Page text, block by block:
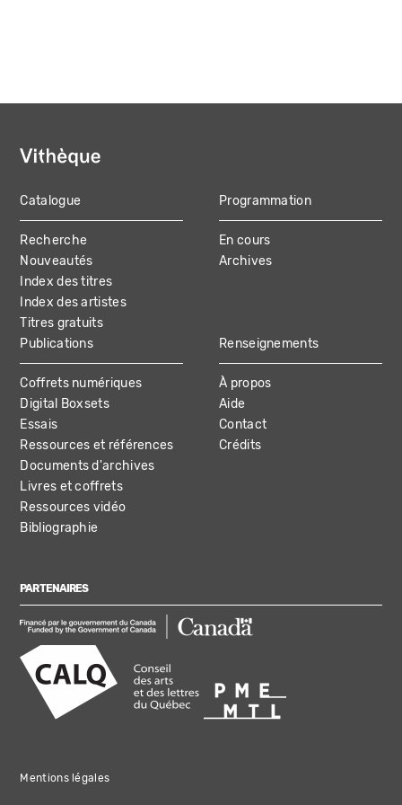
MAIN
NAVIGATION
Catalogue
Recherche
Nouveautés
Index des titres
Index des artistes
Titres gratuits
Programmation
En cours
Archives
Publications
Coffrets numériques
Digital Boxsets
Essais
Ressources et références
Documents d'archives
Livres et coffrets
Ressources vidéo
Bibliographie
Renseignements
À propos
Aide
Contact
Crédits
PARTENAIRES
Mentions légales